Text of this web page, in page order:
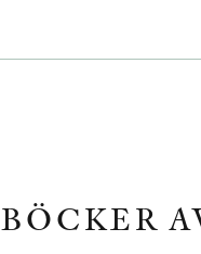
BÖCKER